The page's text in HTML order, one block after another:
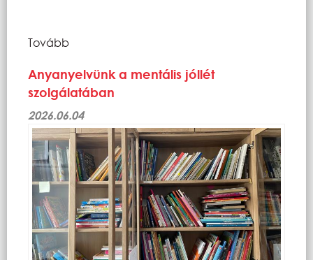
Tovább
Anyanyelvünk a mentális jóllét
szolgálatában
2026.06.04